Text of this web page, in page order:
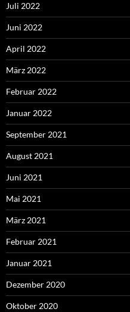
Juli 2022
Juni 2022
April 2022
März 2022
Februar 2022
Januar 2022
September 2021
August 2021
Juni 2021
Mai 2021
März 2021
Februar 2021
Januar 2021
Dezember 2020
Oktober 2020